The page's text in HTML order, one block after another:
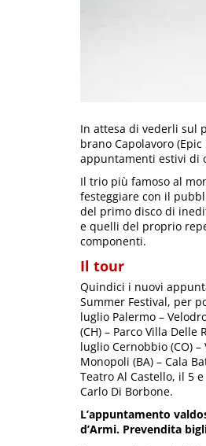
In attesa di vederli sul
brano Capolavoro
appuntamenti estivi di
Il trio più famoso al
festeggiare con il
del primo disco di
e quelli del proprio
componenti.
Il tour
Quindici i nuovi
Summer Festival, per
luglio Palermo –
(CH) – Parco Villa
luglio Cernobbio (CO)
Monopoli (BA) – Cala
Teatro Al Castello, il 5
Carlo Di Borbone.
L’appuntamento
d’Armi. Prevendita